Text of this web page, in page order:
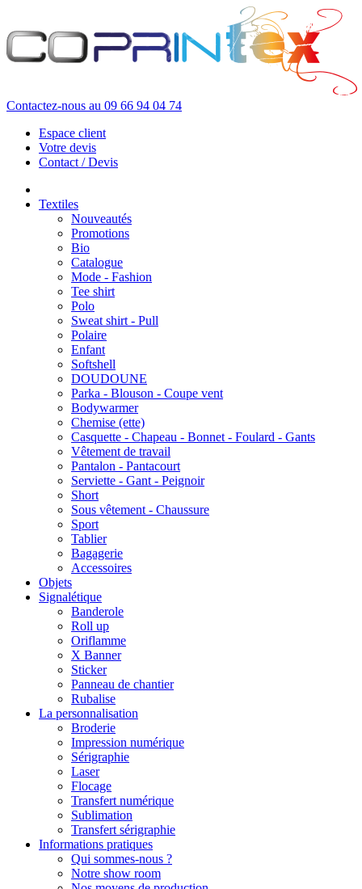
Contactez-nous au 09 66 94 04 74
Espace client
Votre devis
Contact / Devis
Textiles
Nouveautés
Promotions
Bio
Catalogue
Mode - Fashion
Tee shirt
Polo
Sweat shirt - Pull
Polaire
Enfant
Softshell
DOUDOUNE
Parka - Blouson - Coupe vent
Bodywarmer
Chemise (ette)
Casquette - Chapeau - Bonnet - Foulard - Gants
Vêtement de travail
Pantalon - Pantacourt
Serviette - Gant - Peignoir
Short
Sous vêtement - Chaussure
Sport
Tablier
Bagagerie
Accessoires
Objets
Signalétique
Banderole
Roll up
Oriflamme
X Banner
Sticker
Panneau de chantier
Rubalise
La personnalisation
Broderie
Impression numérique
Sérigraphie
Laser
Flocage
Transfert numérique
Sublimation
Transfert sérigraphie
Informations pratiques
Qui sommes-nous ?
Notre show room